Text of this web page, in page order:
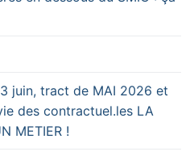
juin, tract de MAI 2026 et
des contractuel.les LA
METIER !